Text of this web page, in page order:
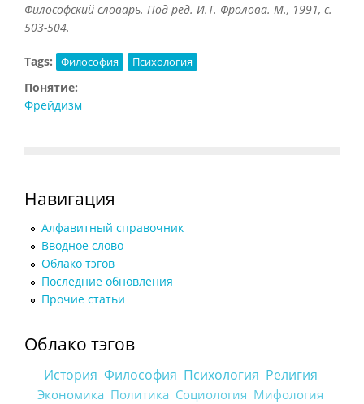
Философский словарь. Под ред. И.Т. Фролова. М., 1991, с.
503-504.
Tags: Философия Психология
Понятие:
Фрейдизм
Навигация
Алфавитный справочник
Вводное слово
Облако тэгов
Последние обновления
Прочие статьи
Облако тэгов
История Философия Психология Религия
Экономика Политика Социология Мифология